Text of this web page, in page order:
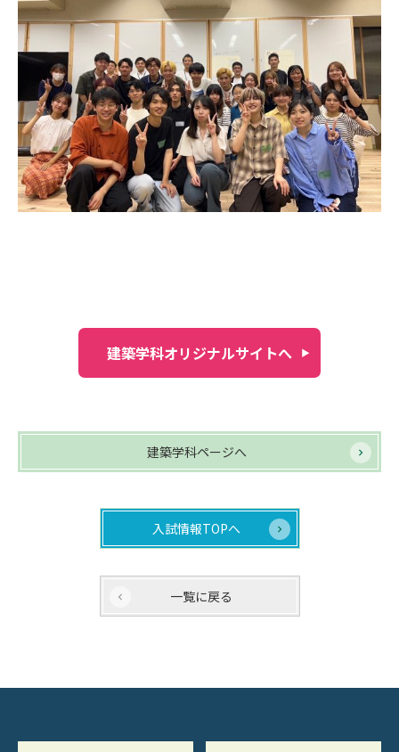
建築学科オリジナルサイトへ
建築学科ページへ
入試情報TOPへ
一覧に戻る